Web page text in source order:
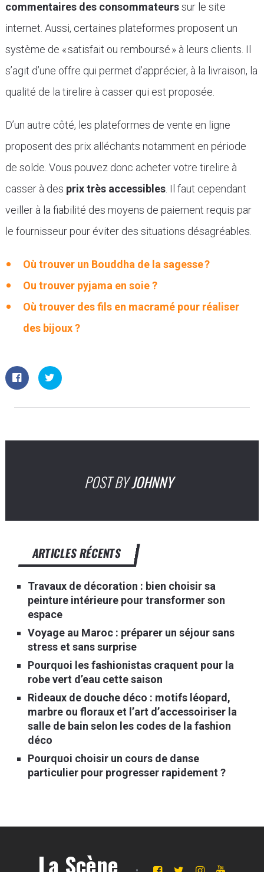
commentaires des consommateurssur le site
internet. Aussi, certaines plateformes proposent un
système de « satisfait ou remboursé » à leurs clients. Il
s’agit d’une offre qui permet d’apprécier, à la livraison, la
qualité de la tirelire à casser qui est proposée.
D’un autre côté, les plateformes de vente en ligne
proposent des prix alléchants notamment en période
de solde. Vous pouvez donc acheter votre tirelire à
casser à des prix très accessibles. Il faut cependant
veiller à la fiabilité des moyens de paiement requis par
le fournisseur pour éviter des situations désagréables.
Où trouver un Bouddha de la sagesse ?
Ou trouver pyjama en soie ?
Où trouver des fils en macramé pour réaliser
des bijoux ?
POST BYJOHNNY
ARTICLES RÉCENTS
Travaux de décoration : bien choisir sa
peinture intérieure pour transformer son
espace
Voyage au Maroc : préparer un séjour sans
stress et sans surprise
Pourquoi les fashionistas craquent pour la
robe vert d’eau cette saison
Rideaux de douche déco : motifs léopard,
marbre ou floraux et l’art d’accessoiriser la
salle de bain selon les codes de la fashion
déco
Pourquoi choisir un cours de danse
particulier pour progresser rapidement ?
La Scène